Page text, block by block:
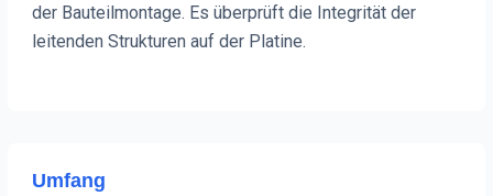
der Bauteilmontage. Es überprüft die Integrität der
leitenden Strukturen auf der Platine.
Umfang